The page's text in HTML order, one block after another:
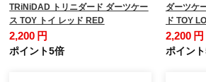
TRiNiDAD トリニダード ダーツケー
ス TOY トイ レッド RED
2,200 円
ポイント5倍
ダーツケ
ド TOY
2,200 円
ポイン